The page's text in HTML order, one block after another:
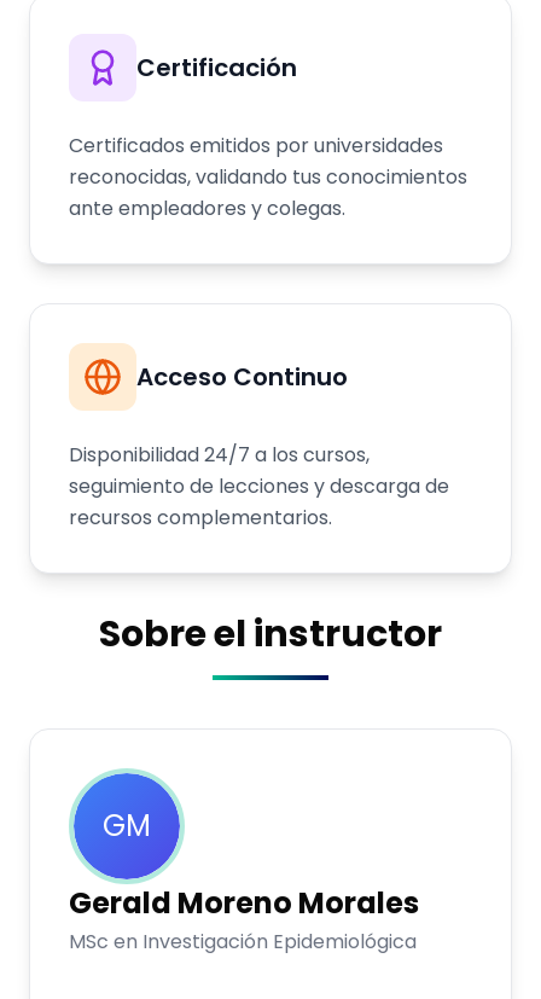
Certificación
Certificados emitidos por universidades
reconocidas, validando tus conocimientos
ante empleadores y colegas.
Acceso Continuo
Disponibilidad 24/7 a los cursos,
seguimiento de lecciones y descarga de
recursos complementarios.
Sobre el instructor
GM
Gerald Moreno Morales
MSc en Investigación Epidemiológica